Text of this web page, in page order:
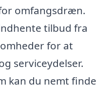
omfangsdræn.
tilbud fra
for at
serviceydelser.
kan du nemt finde